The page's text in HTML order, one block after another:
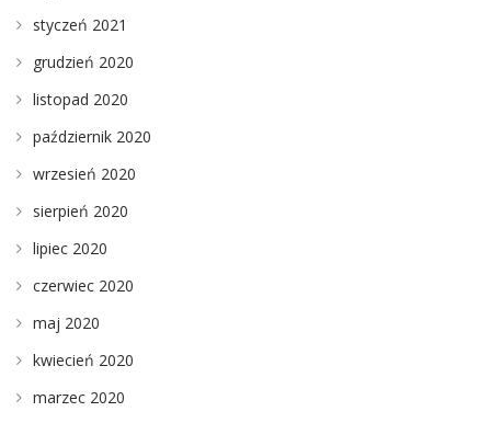
styczeń 2021
grudzień 2020
listopad 2020
październik 2020
wrzesień 2020
sierpień 2020
lipiec 2020
czerwiec 2020
maj 2020
kwiecień 2020
marzec 2020